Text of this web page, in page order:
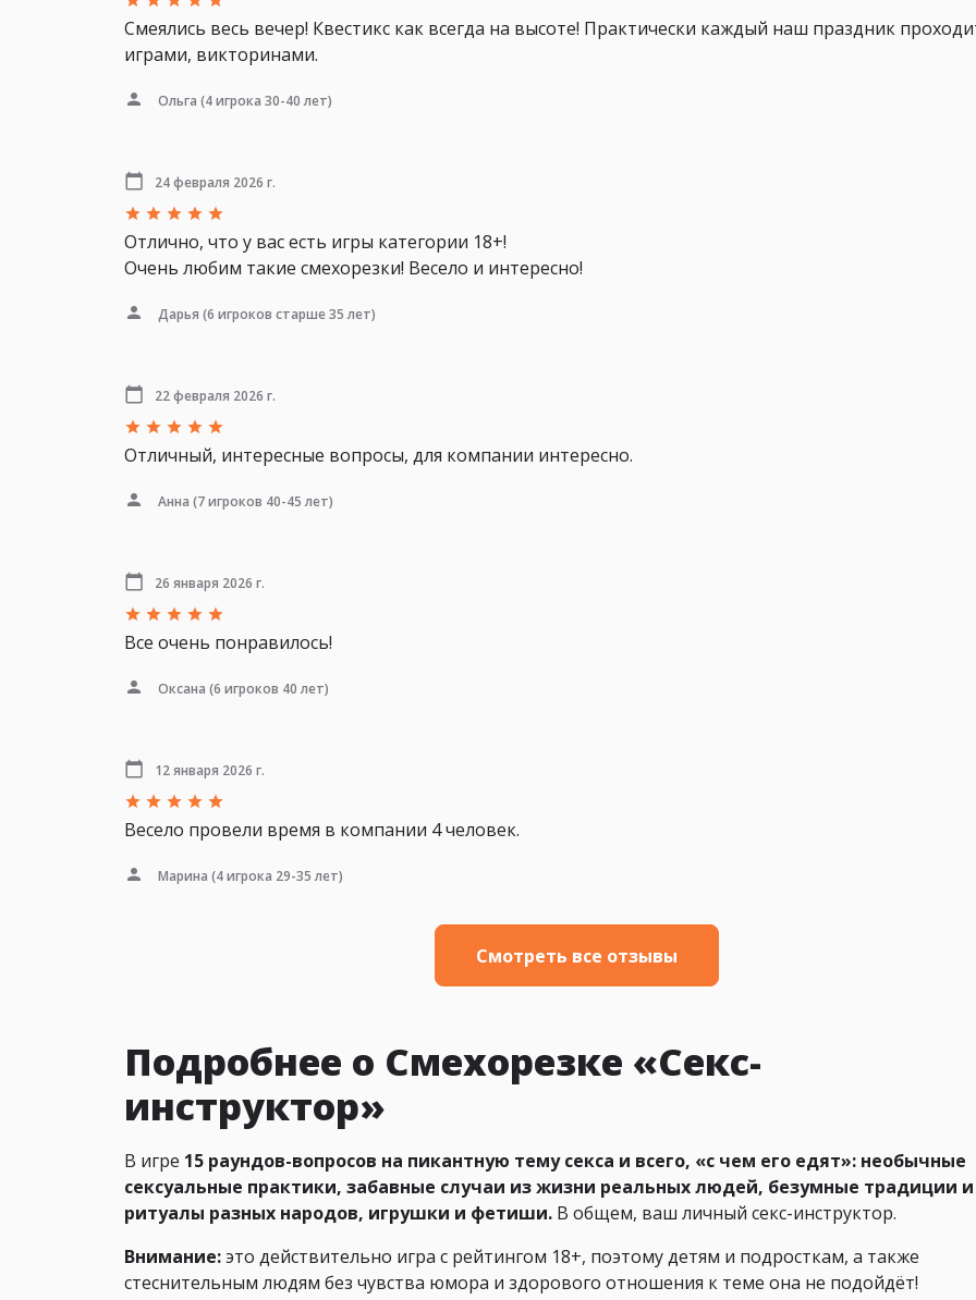
Смеялись весь вечер! Квестикс как всегда на высоте! Практически каждый наш праздник
играми, викторинами.
Ольга (4 игрока 30-40 лет)
24 февраля 2026 г.
Отлично, что у вас есть игры категории 18+!
Очень любим такие смехорезки! Весело и интересно!
Дарья (6 игроков старше 35 лет)
22 февраля 2026 г.
Отличный, интересные вопросы, для компании интересно.
Анна (7 игроков 40-45 лет)
26 января 2026 г.
Все очень понравилось!
Оксана (6 игроков 40 лет)
12 января 2026 г.
Весело провели время в компании 4 человек.
Марина (4 игрока 29-35 лет)
Смотреть все отзывы
Подробнее о Смехорезке «Секс-
инструктор»
В игре 15 раундов-вопросов на пикантную тему секса и всего, «с чем его едят»: необычные
сексуальные практики, забавные случаи из жизни реальных людей, безумные традиции и
ритуалы разных народов, игрушки и фетиши. В общем, ваш личный секс-инструктор.
Внимание:это действительно игра с рейтингом 18+, поэтому детям и подросткам, а также
стеснительным людям без чувства юмора и здорового отношения к теме она не подойдёт!